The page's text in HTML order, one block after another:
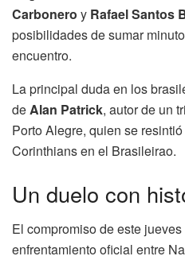
Carbonero y Rafael Santos
posibilidades de sumar
encuentro.
La principal duda en los
deAlan Patrick, autor de un
Porto Alegre, quien se
Corinthians en el Brasileirao.
Un duelo con
El compromiso de este
enfrentamiento oficial entre